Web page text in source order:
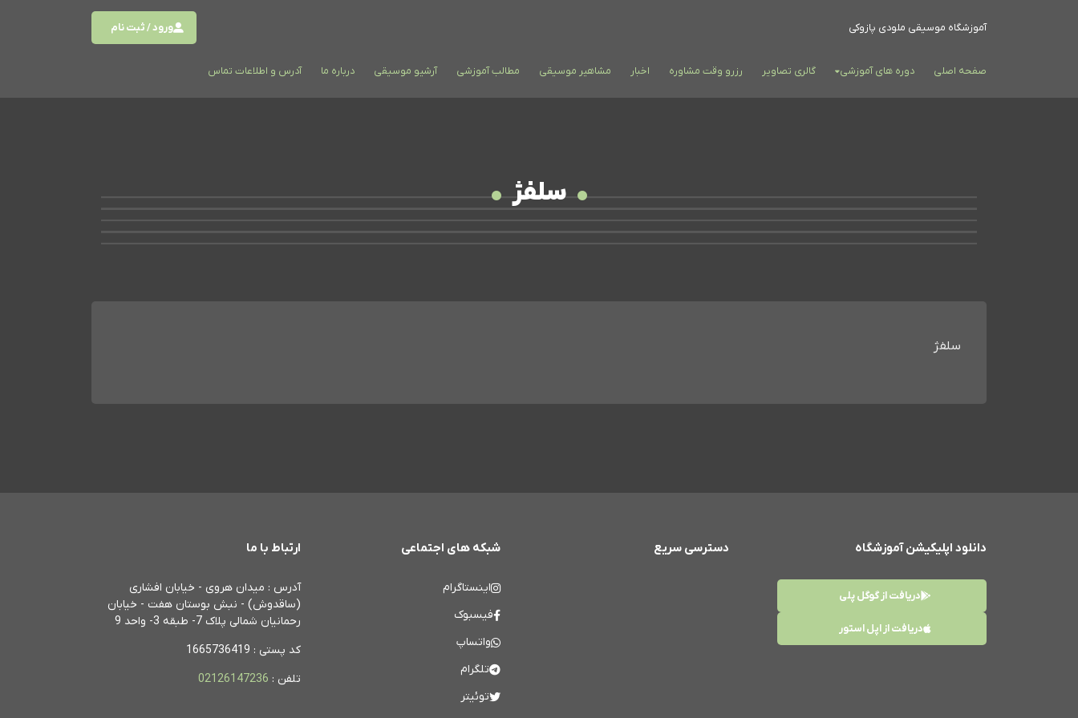
آموزشگاه موسیقی ملودی پازوکی ورود / ثبت نام
صفحه اصلی دوره های آموزشی گالری تصاویر رزرو وقت مشاوره اخبار مشاهیر موسیقی مطالب آموزشی آرشیو موسیقی درباره ما آدرس و اطلاعات تماس
سلفژ
سلفژ
دانلود اپلیکیشن آموزشگاه
دریافت از گوگل پلی
دریافت از اپل استور
دسترسی سریع شبکه های اجتماعی
اینستاگرام
فیسبوک
واتساپ
تلگرام
توئیتر
ارتباط با ما
آدرس : میدان هروی - خیابان افشاری
(ساقدوش) - نبش بوستان هفت - خیابان
رحمانیان شمالی پلاک 7- طبقه 3- واحد 9
کد پستی : 1665736419
تلفن : 02126147236